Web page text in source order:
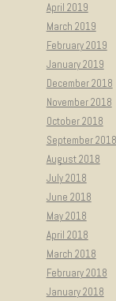
April 2019
March 2019
February 2019
January 2019
December 2018
November 2018
October 2018
September 2018
August 2018
July 2018
June 2018
May 2018
April 2018
March 2018
February 2018
January 2018